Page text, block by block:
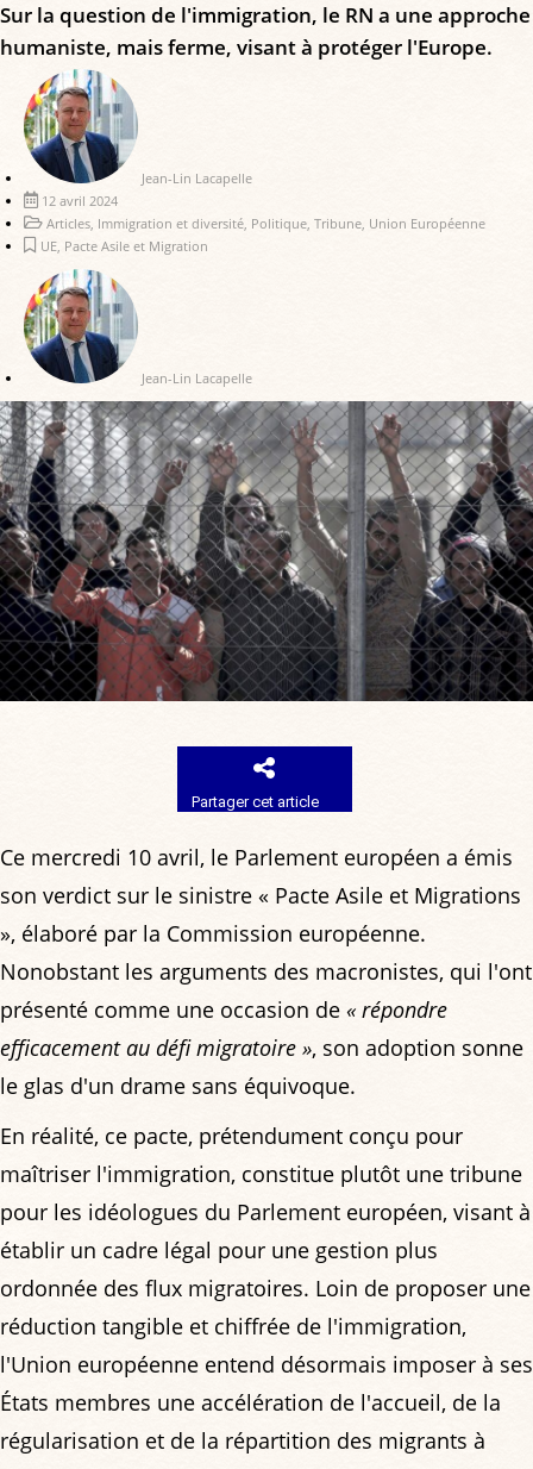
Sur la question de l'immigration, le RN a une approche
humaniste, mais ferme, visant à protéger l'Europe.
Jean-Lin Lacapelle
12 avril 2024
Articles, Immigration et diversité, Politique, Tribune, Union Européenne
UE, Pacte Asile et Migration
Jean-Lin Lacapelle
Partager cet article
Ce mercredi 10 avril, le Parlement européen a émis
son verdict sur le sinistre « Pacte Asile et Migrations
», élaboré par la Commission européenne.
Nonobstant les arguments des macronistes, qui l'ont
présenté comme une occasion de « répondre
efficacement au défi migratoire », son adoption sonne
le glas d'un drame sans équivoque.
En réalité, ce pacte, prétendument conçu pour
maîtriser l'immigration, constitue plutôt une tribune
pour les idéologues du Parlement européen, visant à
établir un cadre légal pour une gestion plus
ordonnée des flux migratoires. Loin de proposer une
réduction tangible et chiffrée de l'immigration,
l'Union européenne entend désormais imposer à ses
États membres une accélération de l'accueil, de la
régularisation et de la répartition des migrants à